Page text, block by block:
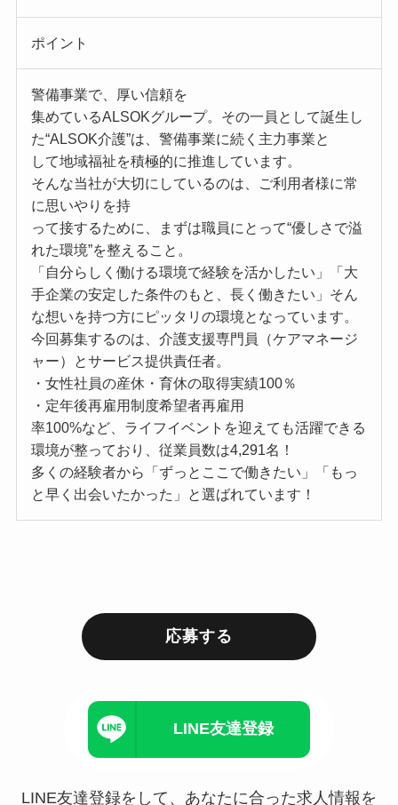
ポイント
警備事業で、厚い信頼を
集めているALSOKグループ。その一員として誕生し
た“ALSOK介護”は、警備事業に続く主力事業と
して地域福祉を積極的に推進しています。
そんな当社が大切にしているのは、ご利用者様に常
に思いやりを持
って接するために、まずは職員にとって“優しさで溢
れた環境”を整えること。
「自分らしく働ける環境で経験を活かしたい」「大
手企業の安定した条件のもと、長く働きたい」そん
な想いを持つ方にピッタリの環境となっています。
今回募集するのは、介護支援専門員（ケアマネージ
ャー）とサービス提供責任者。
・女性社員の産休・育休の取得実績100％
・定年後再雇用制度希望者再雇用
率100%など、ライフイベントを迎えても活躍できる
環境が整っており、従業員数は4,291名！
多くの経験者から「ずっとここで働きたい」「もっ
と早く出会いたかった」と選ばれています！
応募する
LINE友達登録
LINE友達登録をして、あなたに合った求人情報を